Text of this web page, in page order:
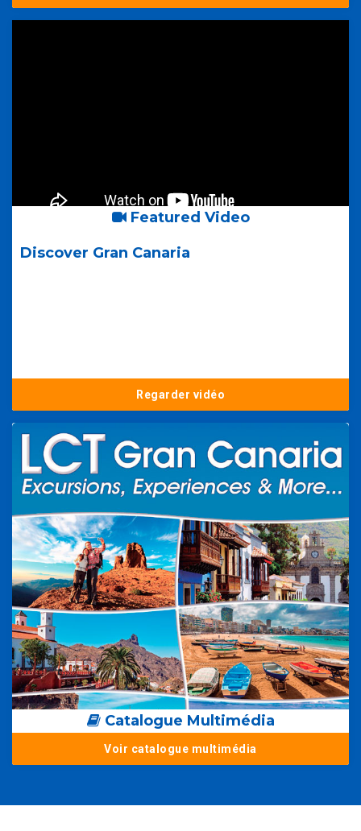
Featured Video
Discover Gran Canaria
Regarder vidéo
Catalogue Multimédia
Voir catalogue multimédia